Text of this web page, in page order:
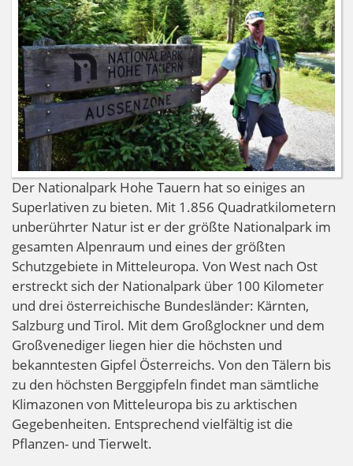
Der Nationalpark Hohe Tauern hat so einiges an
Superlativen zu bieten. Mit 1.856 Quadratkilometern
unberührter Natur ist er der größte Nationalpark im
gesamten Alpenraum und eines der größten
Schutzgebiete in Mitteleuropa. Von West nach Ost
erstreckt sich der Nationalpark über 100 Kilometer
und drei österreichische Bundesländer: Kärnten,
Salzburg und Tirol. Mit dem Großglockner und dem
Großvenediger liegen hier die höchsten und
bekanntesten Gipfel Österreichs. Von den Tälern bis
zu den höchsten Berggipfeln findet man sämtliche
Klimazonen von Mitteleuropa bis zu arktischen
Gegebenheiten. Entsprechend vielfältig ist die
Pflanzen- und Tierwelt.